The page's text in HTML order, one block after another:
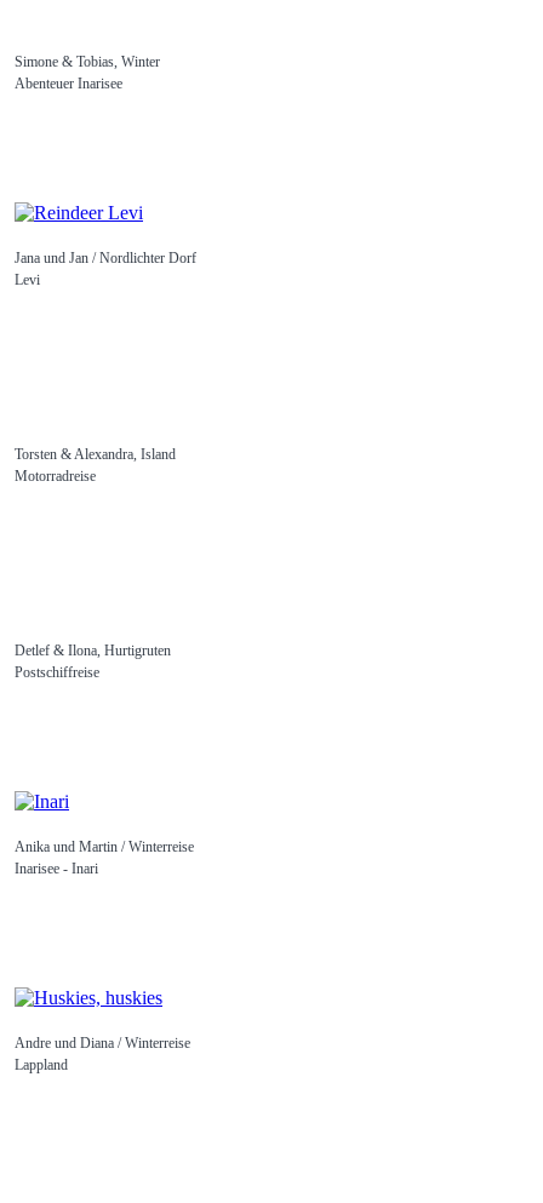
Simone & Tobias, Winter
Abenteuer Inarisee
Jana und Jan / Nordlichter Dorf
Levi
Torsten & Alexandra, Island
Motorradreise
Detlef & Ilona, Hurtigruten
Postschiffreise
Anika und Martin / Winterreise
Inarisee - Inari
Andre und Diana / Winterreise
Lappland